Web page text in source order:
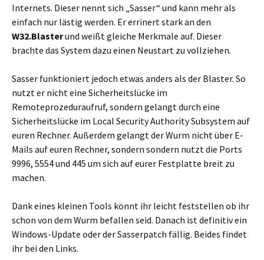
Internets. Dieser nennt sich „Sasser“ und kann mehr als
einfach nur lästig werden. Er errinert stark an den
W32.Blasterund weißt gleiche Merkmale auf. Dieser
brachte das System dazu einen Neustart zu vollziehen.
Sasser funktioniert jedoch etwas anders als der Blaster. So
nutzt er nicht eine Sicherheitslücke im
Remoteprozeduraufruf, sondern gelangt durch eine
Sicherheitslücke im Local Security Authority Subsystem auf
euren Rechner. Außerdem gelangt der Wurm nicht über E-
Mails auf euren Rechner, sondern sondern nutzt die Ports
9996, 5554 und 445 um sich auf eurer Festplatte breit zu
machen.
Dank eines kleinen Tools könnt ihr leicht feststellen ob ihr
schon von dem Wurm befallen seid. Danach ist definitiv ein
Windows-Update oder der Sasserpatch fällig. Beides findet
ihr bei den Links.